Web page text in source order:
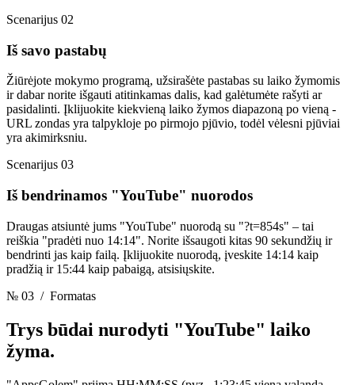
Scenarijus 02
Iš savo pastabų
Žiūrėjote mokymo programą, užsirašėte pastabas su laiko žymomis
ir dabar norite išgauti atitinkamas dalis, kad galėtumėte rašyti ar
pasidalinti. Įklijuokite kiekvieną laiko žymos diapazoną po vieną -
URL zondas yra talpykloje po pirmojo pjūvio, todėl vėlesni pjūviai
yra akimirksniu.
Scenarijus 03
Iš bendrinamos "YouTube" nuorodos
Draugas atsiuntė jums "YouTube" nuorodą su "?t=854s" – tai
reiškia "pradėti nuo 14:14". Norite išsaugoti kitas 90 sekundžių ir
bendrinti jas kaip failą. Įklijuokite nuorodą, įveskite 14:14 kaip
pradžią ir 15:44 kaip pabaigą, atsisiųskite.
№ 03 / Formatas
Trys būdai nurodyti "YouTube" laiko
žyma.